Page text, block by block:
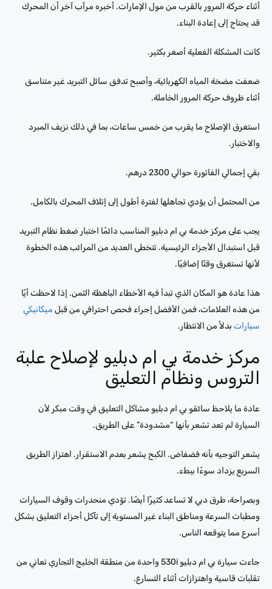
أثناء حركة المرور بالقرب من مول الإمارات. أخبره مرآب آخر أن المحرك
قد يحتاج إلى إعادة البناء.
كانت المشكلة الفعلية أصغر بكثير.
ضعفت مضخة المياه الكهربائية، وأصبح تدفق سائل التبريد غير متناسق
أثناء ظروف حركة المرور الخاملة.
استغرق الإصلاح ما يقرب من خمس ساعات، بما في ذلك نزيف المبرد
والاختبار.
بقي إجمالي الفاتورة حوالي 2300 درهم.
من المحتمل أن يؤدي تجاهلها لفترة أطول إلى إتلاف المحرك بالكامل.
يجب على مركز خدمة بي ام دبليو المناسب دائمًا اختبار ضغط نظام التبريد
قبل استبدال الأجزاء الرئيسية. تتخطى العديد من المرائب هذه الخطوة
لأنها تستغرق وقتًا إضافيًا.
هذا عادة هو المكان الذي تبدأ فيه الأخطاء الباهظة الثمن. إذا لاحظت أيًا
من هذه العلامات، فمن الأفضل إجراء فحص احترافي من قبل ميكانيكي
سيارات بدلاً من الانتظار.
مركز خدمة بي ام دبليو لإصلاح علبة
التروس ونظام التعليق
عادة ما يلاحظ سائقو بي ام دبليو مشاكل التعليق في وقت مبكر لأن
السيارة لم تعد تشعر بأنها “مشدودة” على الطريق.
يشعر التوجيه بأنه فضفاض. الكبح يشعر بعدم الاستقرار. اهتزاز الطريق
السريع يزداد سوءًا ببطء.
وبصراحة، طرق دبي لا تساعد كثيرًا أيضًا. تؤدي منحدرات وقوف السيارات
ومطبات السرعة ومناطق البناء غير المستوية إلى تآكل أجزاء التعليق بشكل
أسرع مما يتوقعه الناس.
جاءت سيارة بي ام دبليو 530i واحدة من منطقة الخليج التجاري تعاني من
تقلبات قاسية واهتزازات أثناء التسارع.